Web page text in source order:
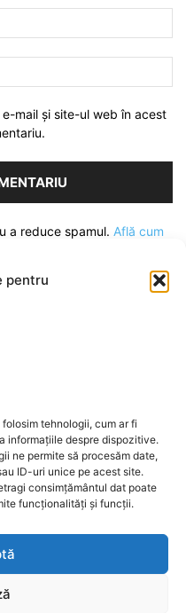
pentru
tehnologii, cum ar fi
informațiile despre dispozitive.
ne permite să procesăm date,
ID-uri unice pe acest site.
consimțământul dat poate
funcționalități și funcții.
mail și site-ul web în acest
a reduce spamul. Află cum
NE